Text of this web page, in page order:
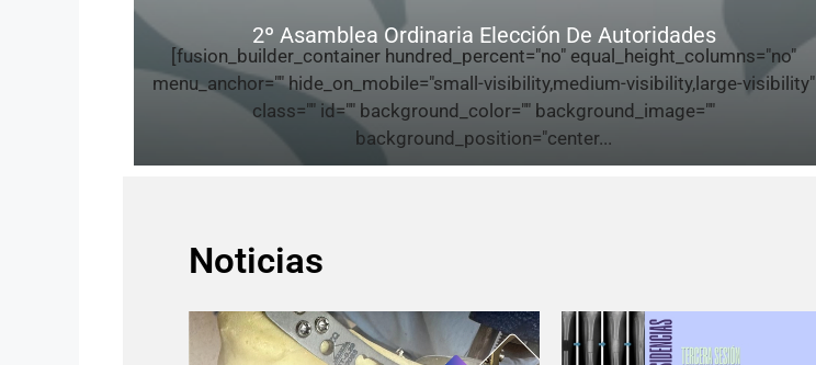
2º Asamblea Ordinaria Elección De Autoridades
[fusion_builder_container hundred_percent="no" equal_height_columns="no"
menu_anchor="" hide_on_mobile="small-visibility,medium-visibility,large-visibility"
class="" id="" background_color="" background_image=""
background_position="center...
Noticias